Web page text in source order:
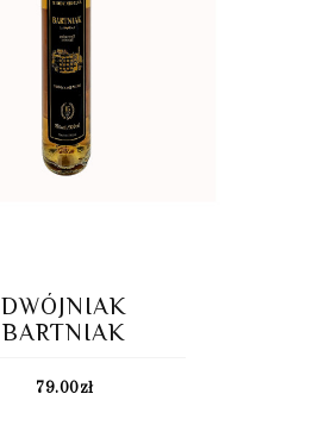
DWÓJNIAK
BARTNIAK
79.00zł